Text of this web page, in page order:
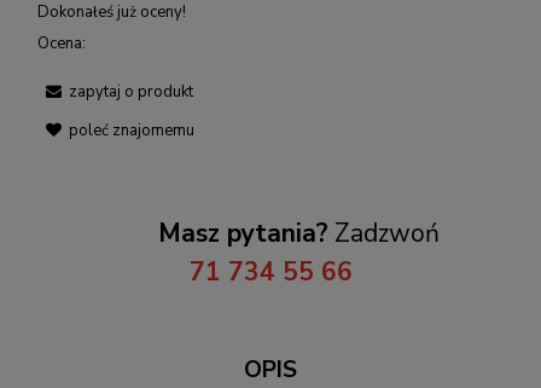
Dokonałeś już oceny!
Ocena:
zapytaj o produkt
poleć znajomemu
Masz pytania? Zadzwoń
71 734 55 66
OPIS